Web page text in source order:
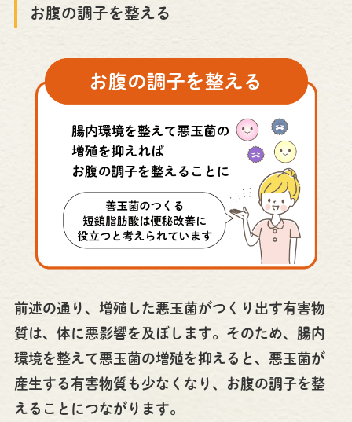
お腹の調子を整える
前述の通り、増殖した悪玉菌がつくり出す有害物
質は、体に悪影響を及ぼします。そのため、腸内
環境を整えて悪玉菌の増殖を抑えると、悪玉菌が
産生する有害物質も少なくなり、お腹の調子を整
えることにつながります。